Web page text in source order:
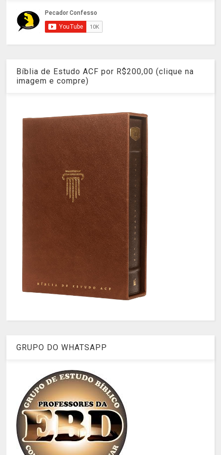
Bíblia de Estudo ACF por R$200,00 (clique na
imagem e compre)
GRUPO DO WHATSAPP